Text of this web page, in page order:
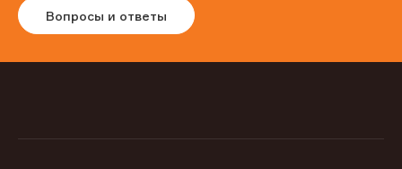
Вопросы и ответы